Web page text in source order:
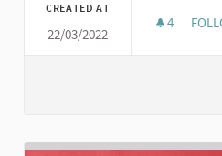
CREATED AT
22/03/2022
4 4